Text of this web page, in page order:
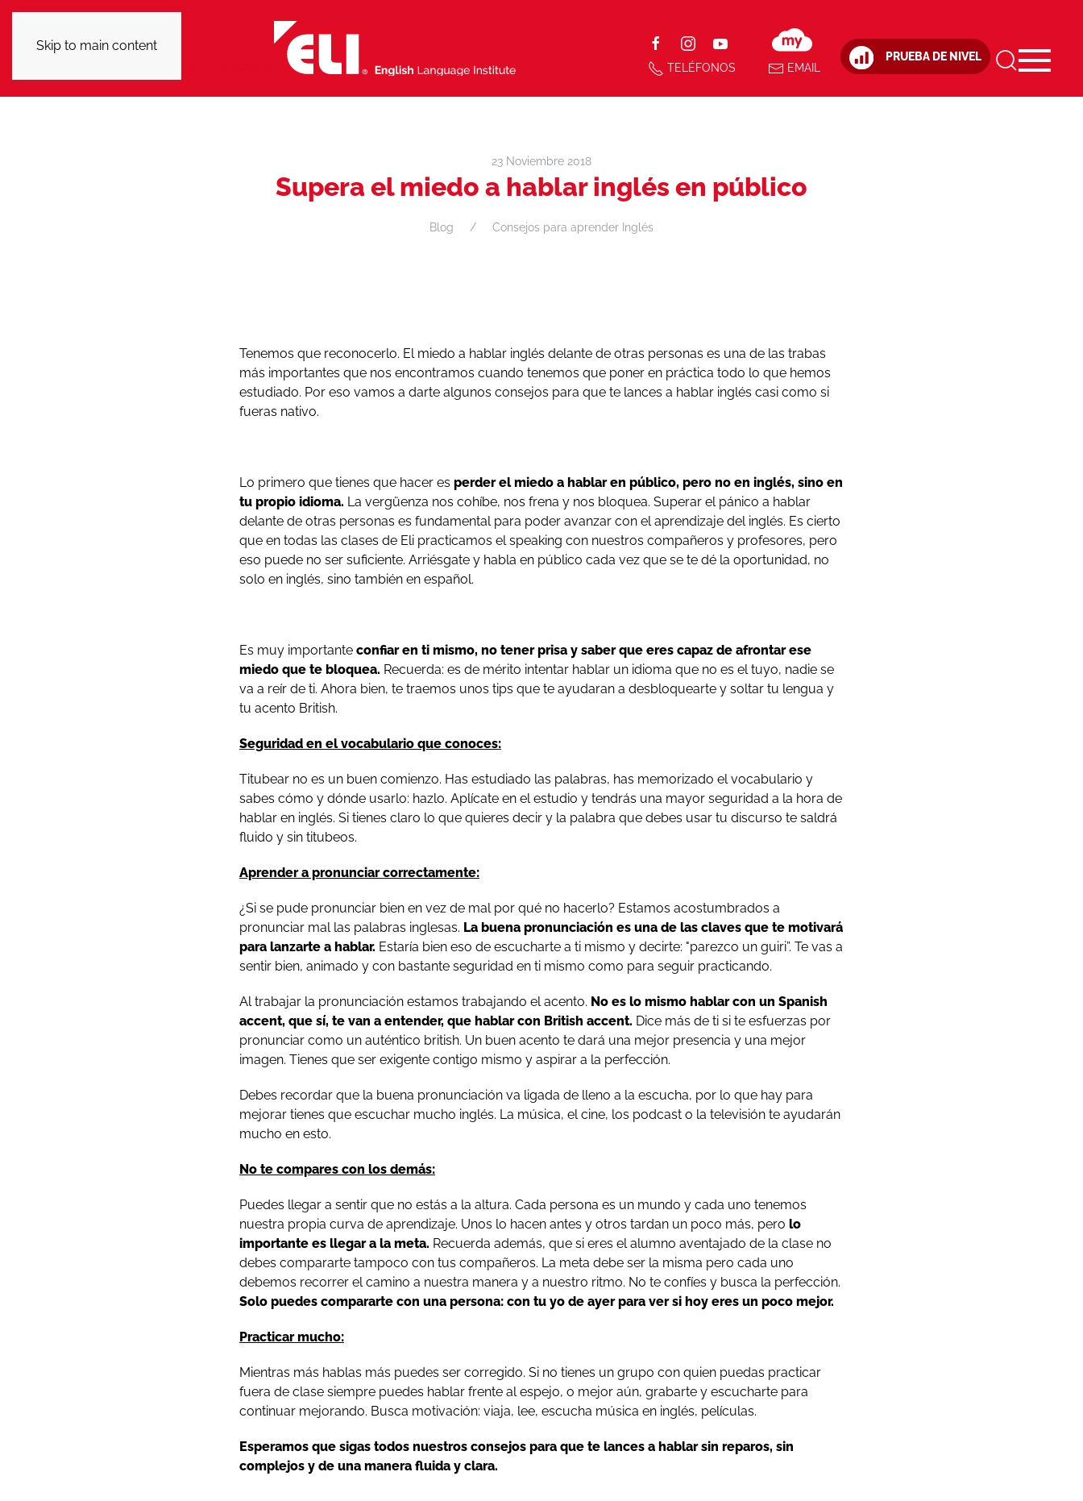
Skip to main content
TELÉFONOS EMAIL
PRUEBA DE NIVEL
23 Noviembre 2018
Supera el miedo a hablar inglés en público
Blog Consejos para aprender Inglés
Tenemos que reconocerlo. El miedo a hablar inglés delante de otras personas es una de las trabas
más importantes que nos encontramos cuando tenemos que poner en práctica todo lo que hemos
estudiado. Por eso vamos a darte algunos consejos para que te lances a hablar inglés casi como si
fueras nativo.
Lo primero que tienes que hacer es perder el miedo a hablar en público, pero no en inglés, sino en
tu propio idioma. La vergüenza nos cohíbe, nos frena y nos bloquea. Superar el pánico a hablar
delante de otras personas es fundamental para poder avanzar con el aprendizaje del inglés. Es cierto
que en todas las clases de Eli practicamos el speaking con nuestros compañeros y profesores, pero
eso puede no ser suficiente. Arriésgate y habla en público cada vez que se te dé la oportunidad, no
solo en inglés, sino también en español.
Es muy importante confiar en ti mismo, no tener prisa y saber que eres capaz de afrontar ese
miedo que te bloquea. Recuerda: es de mérito intentar hablar un idioma que no es el tuyo, nadie se
va a reír de ti. Ahora bien, te traemos unos tips que te ayudaran a desbloquearte y soltar tu lengua y
tu acento British.
Seguridad en el vocabulario que conoces:
Titubear no es un buen comienzo. Has estudiado las palabras, has memorizado el vocabulario y
sabes cómo y dónde usarlo: hazlo. Aplícate en el estudio y tendrás una mayor seguridad a la hora de
hablar en inglés. Si tienes claro lo que quieres decir y la palabra que debes usar tu discurso te saldrá
fluido y sin titubeos.
Aprender a pronunciar correctamente:
¿Si se pude pronunciar bien en vez de mal por qué no hacerlo? Estamos acostumbrados a
pronunciar mal las palabras inglesas. La buena pronunciación es una de las claves que te motivará
para lanzarte a hablar. Estaría bien eso de escucharte a ti mismo y decirte: "parezco un guiri”. Te vas a
sentir bien, animado y con bastante seguridad en ti mismo como para seguir practicando.
Al trabajar la pronunciación estamos trabajando el acento. No es lo mismo hablar con un Spanish
accent, que sí, te van a entender, que hablar con British accent. Dice más de ti si te esfuerzas por
pronunciar como un auténtico british. Un buen acento te dará una mejor presencia y una mejor
imagen. Tienes que ser exigente contigo mismo y aspirar a la perfección.
Debes recordar que la buena pronunciación va ligada de lleno a la escucha, por lo que hay para
mejorar tienes que escuchar mucho inglés. La música, el cine, los podcast o la televisión te ayudarán
mucho en esto.
No te compares con los demás:
Puedes llegar a sentir que no estás a la altura. Cada persona es un mundo y cada uno tenemos
nuestra propia curva de aprendizaje. Unos lo hacen antes y otros tardan un poco más, pero lo
importante es llegar a la meta. Recuerda además, que si eres el alumno aventajado de la clase no
debes compararte tampoco con tus compañeros. La meta debe ser la misma pero cada uno
debemos recorrer el camino a nuestra manera y a nuestro ritmo. No te confíes y busca la perfección.
Solo puedes compararte con una persona: con tu yo de ayer para ver si hoy eres un poco mejor.
Practicar mucho:
Mientras más hablas más puedes ser corregido. Si no tienes un grupo con quien puedas practicar
fuera de clase siempre puedes hablar frente al espejo, o mejor aún, grabarte y escucharte para
continuar mejorando. Busca motivación: viaja, lee, escucha música en inglés, películas.
Esperamos que sigas todos nuestros consejos para que te lances a hablar sin reparos, sin
complejos y de una manera fluida y clara.